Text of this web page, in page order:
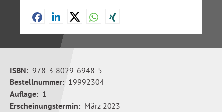
ISBN: 978-3-8029-6948-5
Bestellnummer: 19992304
Auflage: 1
Erscheinungstermin: März 2023